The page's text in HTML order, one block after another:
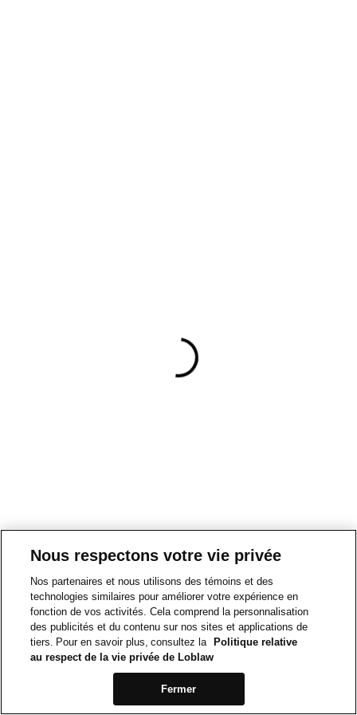
Nous respectons votre vie privée
Nos partenaires et nous utilisons des témoins et des
technologies similaires pour améliorer votre expérience en
fonction de vos activités. Cela comprend la personnalisation
des publicités et du contenu sur nos sites et applications de
tiers. Pour en savoir plus, consultez la
Politique relative
au respect de la vie privée de Loblaw
Fermer